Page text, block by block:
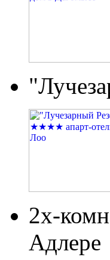
2х-
Адлере